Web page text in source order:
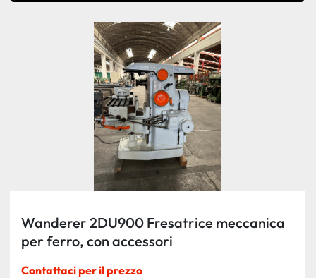
Wanderer 2DU900 Fresatrice meccanica
per ferro, con accessori
Contattaci per il prezzo